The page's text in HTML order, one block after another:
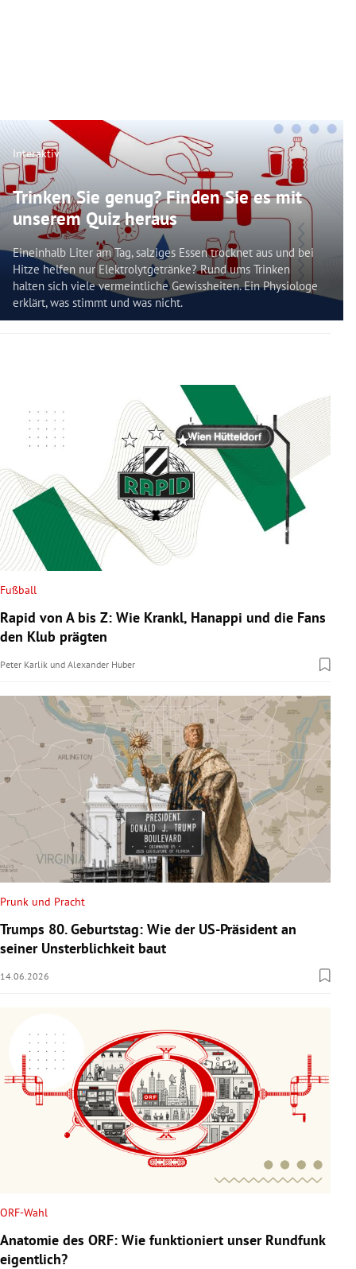
Interaktiv
Trinken Sie genug? Finden Sie es mit
unserem Quiz heraus
Eineinhalb Liter am Tag, salziges Essen trocknet aus und bei
Hitze helfen nur Elektrolytgetränke? Rund ums Trinken
halten sich viele vermeintliche Gewissheiten. Ein Physiologe
erklärt, was stimmt und was nicht.
Fußball
Rapid von A bis Z: Wie Krankl, Hanappi und die Fans
den Klub prägten
Peter Karlik und Alexander Huber
Prunk und Pracht
Trumps 80. Geburtstag: Wie der US-Präsident an
seiner Unsterblichkeit baut
14.06.2026
ORF-Wahl
Anatomie des ORF: Wie funktioniert unser Rundfunk
eigentlich?